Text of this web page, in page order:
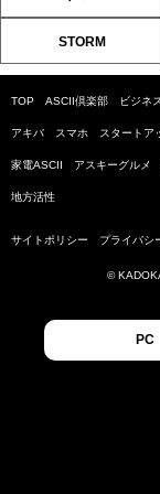
STORM
TOP ASCII倶楽部 ビジネス
アキバ スマホ スタートア
家電ASCII アスキーグルメ
地方活性
サイトポリシー プライバシ
©
PC